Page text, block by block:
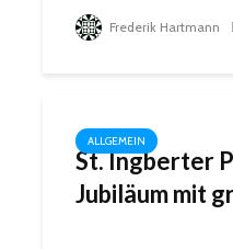
Frederik Hartmann
ALLGEMEIN
St. Ingberter
Jubiläum mit